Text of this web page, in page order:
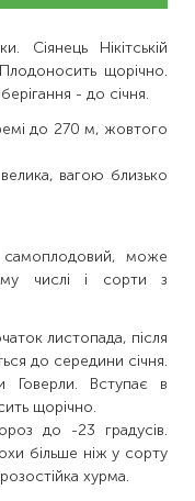
Сіянець Нікітській
щорічно.
- до січня.
до 270 м, жовтого
вагою близько
самоплодовий, може
числі і сорти з
листопада, після
до середини січня.
Говерли. Вступає в
щорічно.
до -23 градусів.
більше ніж у сорту
хурма.